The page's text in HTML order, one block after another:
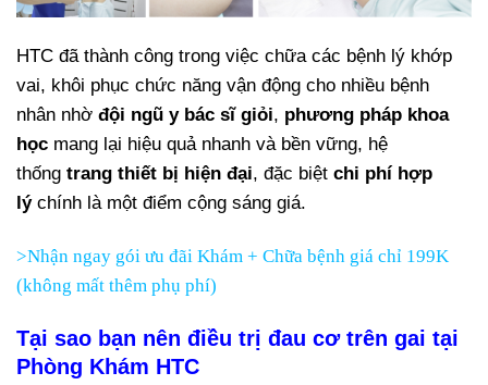
HTC đã thành công trong việc chữa các bệnh lý khớp
vai, khôi phục chức năng vận động cho nhiều bệnh
nhân nhờ đội ngũ y bác sĩ giỏi, phương pháp khoa
học mang lại hiệu quả nhanh và bền vững, hệ
thống trang thiết bị hiện đại, đặc biệt chi phí hợp
lýchính là một điểm cộng sáng giá.
>Nhận ngay gói ưu đãi Khám + Chữa bệnh giá chỉ 199K
(không mất thêm phụ phí)
Tại sao bạn nên điều trị đau cơ trên gai tại
Phòng Khám HTC